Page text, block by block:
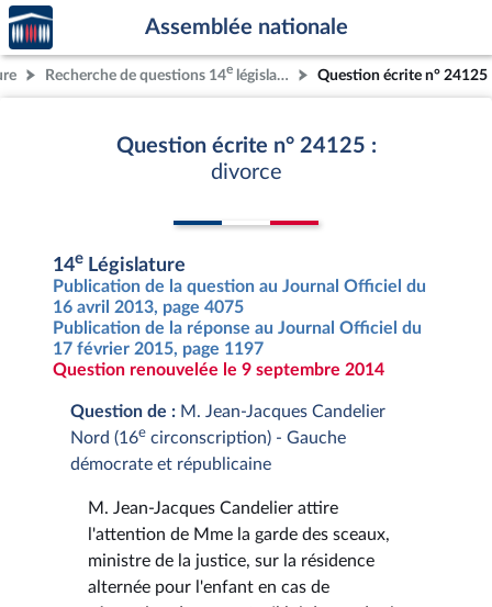
Aller au contenu
Aller en bas de la page
Accèder
à la
page
d'accueil
Assemblée nationale
Recherche de questions 14e législature Question écrite n° 24125
Question écrite n° 24125 :
divorce
14e Législature
Publication de la question au Journal Officiel du
16 avril 2013, page 4075
Publication de la réponse au Journal Officiel du
17 février 2015, page 1197
Question renouvelée le 9 septembre 2014
Question de : M. Jean-Jacques Candelier
Nord (16e circonscription) - Gauche
démocrate et républicaine
M. Jean-Jacques Candelier attire
l'attention de Mme la garde des sceaux,
ministre de la justice, sur la résidence
alternée pour l'enfant en cas de